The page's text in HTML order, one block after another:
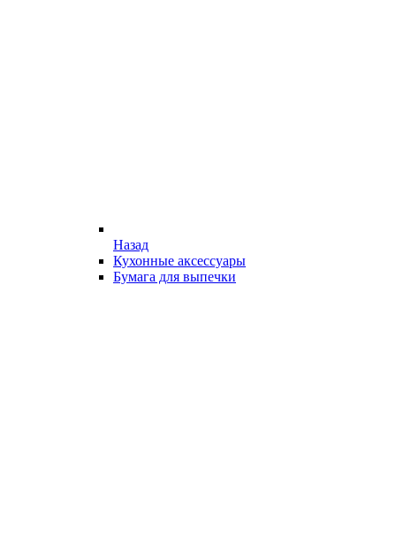
Назад
Кухонные аксессуары
Бумага для выпечки